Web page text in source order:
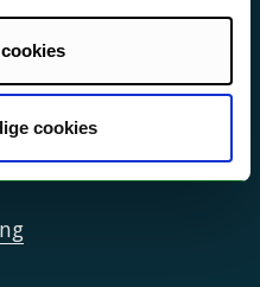
cookies
personvern